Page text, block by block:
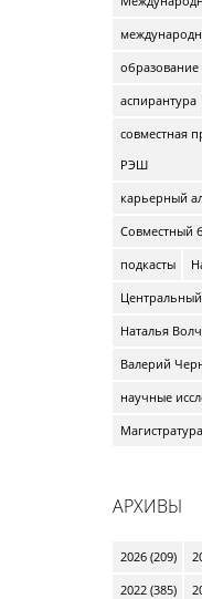
образование
аспирантура
совместная
РЭШ
карьерный
Совместный
подкасты
Наталья
Валерий
научные
Магистратура
АРХИВЫ
2026 (209)
2022 (385)